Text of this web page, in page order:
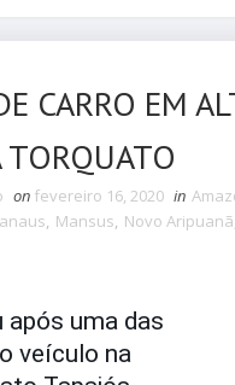
CARRO EM
on fevereiro 16, 2020 in
, Mansus, Novo Aripuanã
após uma das
veículo na